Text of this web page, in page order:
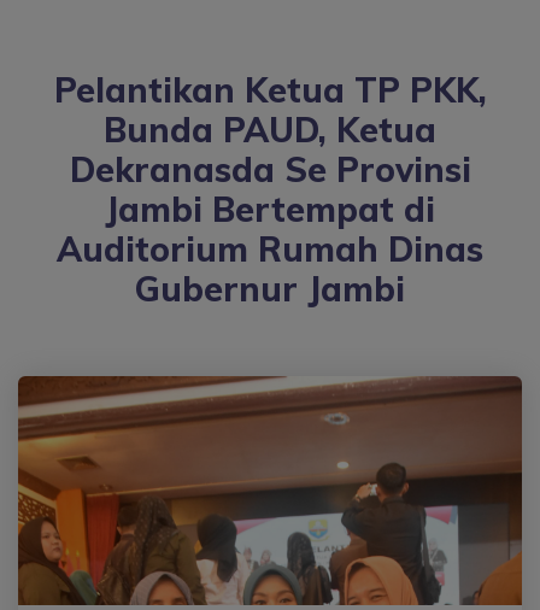
Pelantikan Ketua TP PKK,
Bunda PAUD, Ketua
Dekranasda Se Provinsi
Jambi Bertempat di
Auditorium Rumah Dinas
Gubernur Jambi